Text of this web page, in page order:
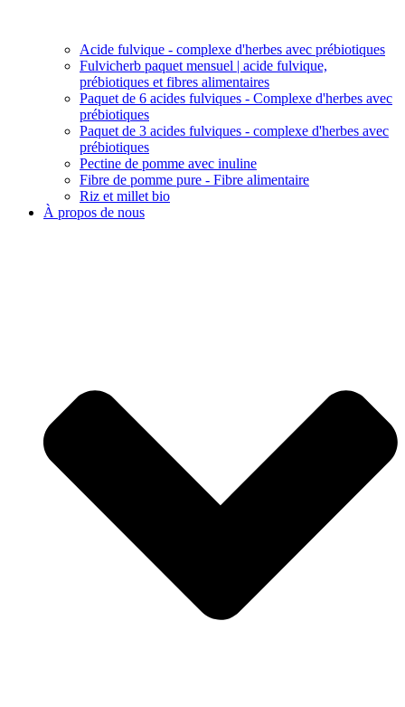
Acide fulvique - complexe d'herbes avec prébiotiques
Fulvicherb paquet mensuel | acide fulvique,
prébiotiques et fibres alimentaires
Paquet de 6 acides fulviques - Complexe d'herbes avec
prébiotiques
Paquet de 3 acides fulviques - complexe d'herbes avec
prébiotiques
Pectine de pomme avec inuline
Fibre de pomme pure - Fibre alimentaire
Riz et millet bio
À propos de nous